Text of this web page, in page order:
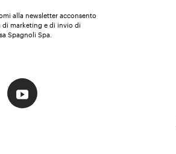
alla newsletter acconsento
marketing e di invio di
Spagnoli Spa.